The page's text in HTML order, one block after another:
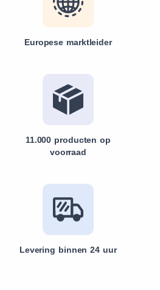
Europese marktleider
11.000 producten op
voorraad
Levering binnen 24 uur